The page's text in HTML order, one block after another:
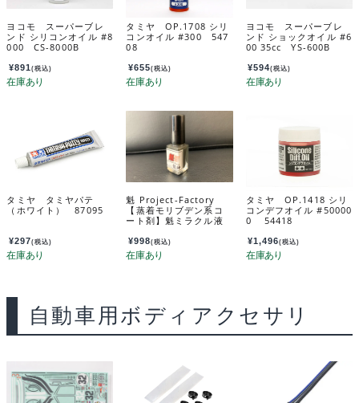
ヨコモ スーパーブレ
ンド シリコンオイル #8
000 CS-8000B
¥891(税込)
タミヤ OP.1708 シリ
コンオイル #300 547
08
¥655(税込)
ヨコモ スーパーブレ
ンド ショックオイル #6
00 35cc YS-600B
¥594(税込)
タミヤ タミヤパテ
（ホワイト） 87095
¥297(税込)
魁 Project-Factory
【蒸着モリブデン系コ
ート剤】魁ミラクル液
神』 2.0g入り SK-RY
¥998(税込)
タミヤ OP.1418 シリ
コンデフオイル #50000
0 54418
¥1,496(税込)
自動車用ボディアクセサリ